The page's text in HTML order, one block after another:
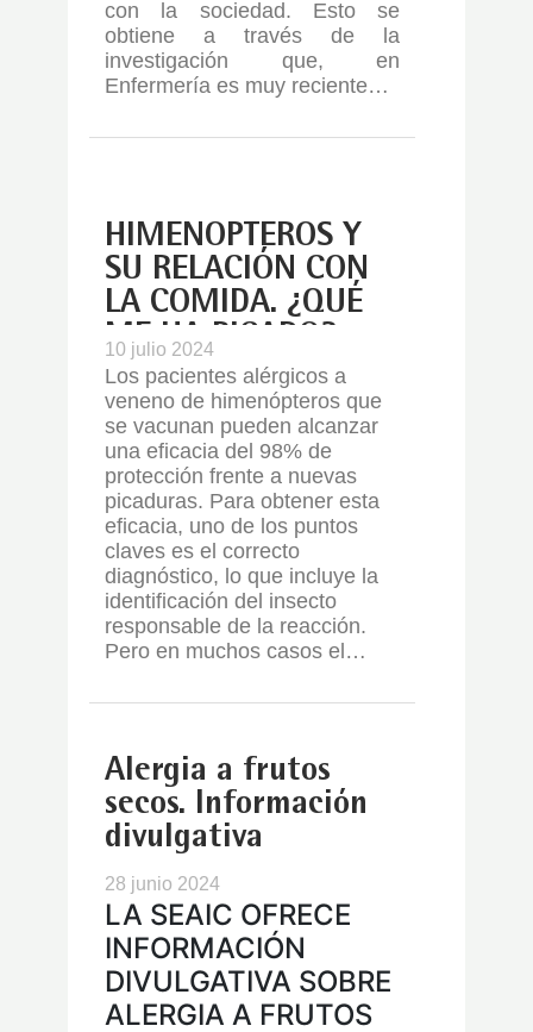
con la sociedad. Esto se
obtiene a través de la
investigación que, en
Enfermería es muy reciente…
HIMENÓPTEROS Y
SU RELACIÓN CON
LA COMIDA. ¿QUÉ
ME HA PICADO?
10 julio 2024
Los pacientes alérgicos a
veneno de himenópteros que
se vacunan pueden alcanzar
una eficacia del 98% de
protección frente a nuevas
picaduras. Para obtener esta
eficacia, uno de los puntos
claves es el correcto
diagnóstico, lo que incluye la
identificación del insecto
responsable de la reacción.
Pero en muchos casos el…
Alergia a frutos
secos. Información
divulgativa
28 junio 2024
LA SEAIC OFRECE
INFORMACIÓN
DIVULGATIVA SOBRE
ALERGIA A FRUTOS